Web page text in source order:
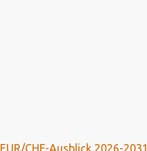
EUR/CHF-Ausblick 2026-2031